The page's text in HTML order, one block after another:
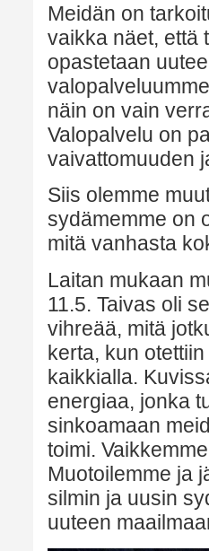
Meidän on
vaikka näet, että
opastetaan
näin on vain
Valopalvelu on
vaivattomuuden
Siis olemme
sydämemme on
mitä vanhasta
Laitan mukaan
11.5. Taivas oli
vihreää, mitä
kerta, kun
kaikkialla.
energiaa, jonka
sinkoamaan
toimi.
Muotoilemme ja
silmin ja uusin
uuteen